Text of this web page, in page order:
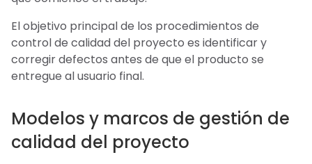
El objetivo principal de los procedimientos de
control de calidad del proyecto es identificar y
corregir defectos antes de que el producto se
entregue al usuario final.
Modelos y marcos de gestión de
calidad del proyecto